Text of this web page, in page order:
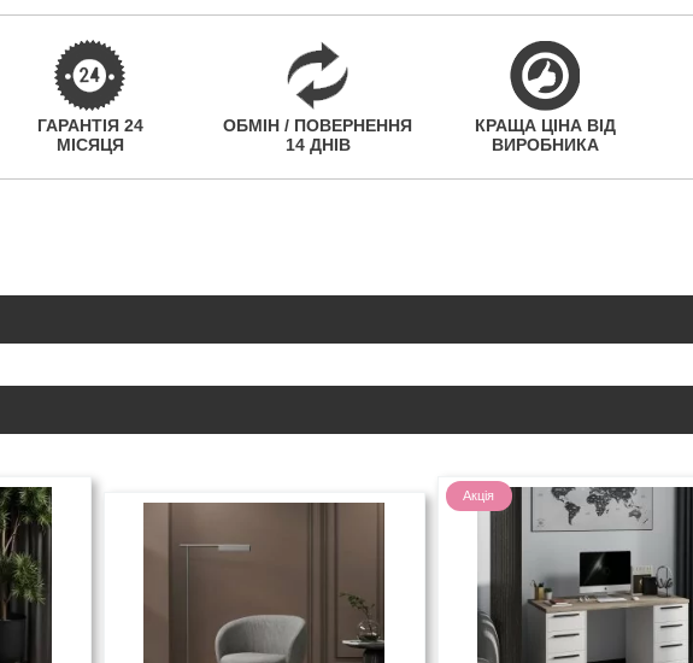
ГАРАНТІЯ 24
МІСЯЦЯ
ОБМІН / ПОВЕРНЕННЯ
14 ДНІВ
КРАЩА ЦІНА ВІД
ВИРОБНИКА
Акція